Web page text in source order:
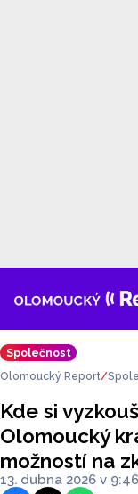
Společnost
Olomoucký Report
Kde si
Olomoucký
možností na
13. dubna 2026 v 9:46